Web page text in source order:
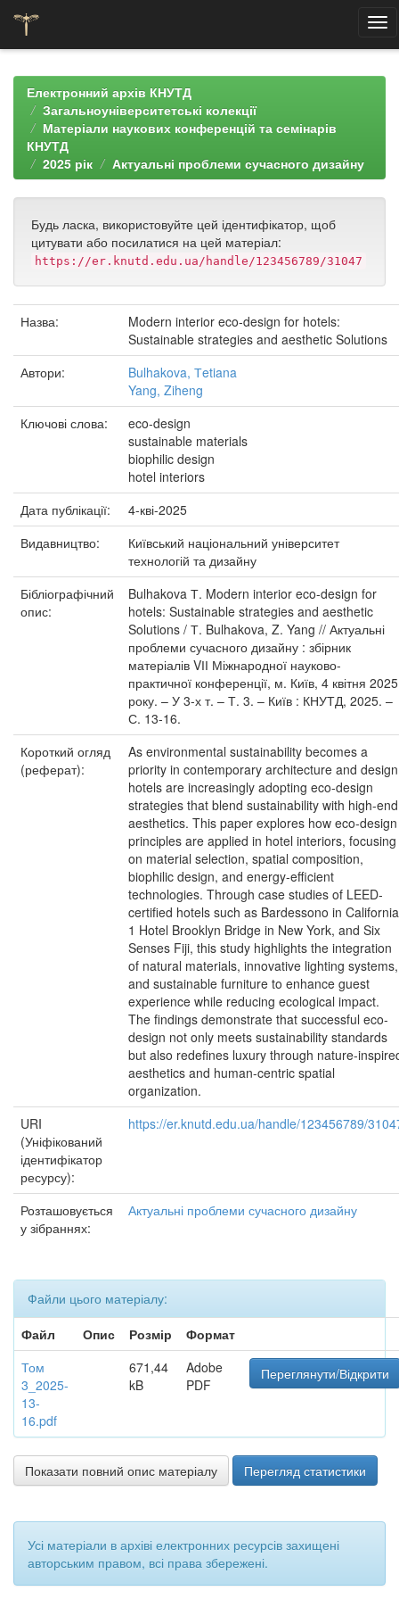
navigationЕлектронний архів КНУТД
Загальноуніверситетські колекції
Матеріали наукових конференцій та семінарів
КНУТД
2025 рік
Актуальні проблеми сучасного дизайну
Будь ласка, використовуйте цей ідентифікатор, щоб
цитувати або посилатися на цей матеріал:
https://er.knutd.edu.ua/handle/123456789/31047
Назва:
Modern interior eco-design for hotels:
Sustainable strategies and aesthetic Solutions
Автори:
Bulhakova, Тetiana
Yang, Ziheng
Ключові слова:
eco-design
sustainable materials
biophilic design
hotel interiors
Дата публікації:
4-кві-2025
Видавництво:
Київський національний університет
технологій та дизайну
Бібліографічний
опис:
Bulhakova Т. Modern interior eco-design for
hotels: Sustainable strategies and aesthetic
Solutions / Т. Bulhakova, Z. Yang // Актуальні
проблеми сучасного дизайну : збірник
матеріалів VІІ Міжнародної науково-
практичної конференції, м. Київ, 4 квітня 2025
року. – У 3-х т. – Т. 3. – Київ : КНУТД, 2025. –
С. 13-16.
Короткий огляд
(реферат):
As environmental sustainability becomes a
priority in contemporary architecture and
hotels are increasingly adopting eco-design
strategies that blend sustainability with high-end
aesthetics. This paper explores how eco-design
principles are applied in hotel interiors, focusing
on material selection, spatial composition,
biophilic design, and energy-efficient
technologies. Through case studies of LEED-
certified hotels such as Bardessono in
1 Hotel Brooklyn Bridge in New York, and Six
Senses Fiji, this study highlights the integration
of natural materials, innovative lighting systems,
and sustainable furniture to enhance guest
experience while reducing ecological impact.
The findings demonstrate that successful eco-
design not only meets sustainability standards
but also redefines luxury through nature-
aesthetics and human-centric spatial
organization.
URI
(Уніфікований
ідентифікатор
ресурсу):
https://er.knutd.edu.ua/handle/123456789/
Розташовується
у зібраннях:
Актуальні проблеми сучасного дизайну
Файли цього матеріалу:
Файл
Опис Розмір
Формат
Том
3_2025-
13-
16.pdf
671,44
kB
Adobe
PDF
Переглянути/Відкрити
Показати повний опис матеріалу Перегляд статистики
Усі матеріали в архіві електронних ресурсів захищені
авторським правом, всі права збережені.